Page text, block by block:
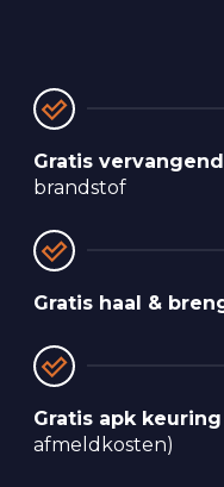
Gratis
brandstof
Gratis haal &
Gratis apk keuring
afmeldkosten)